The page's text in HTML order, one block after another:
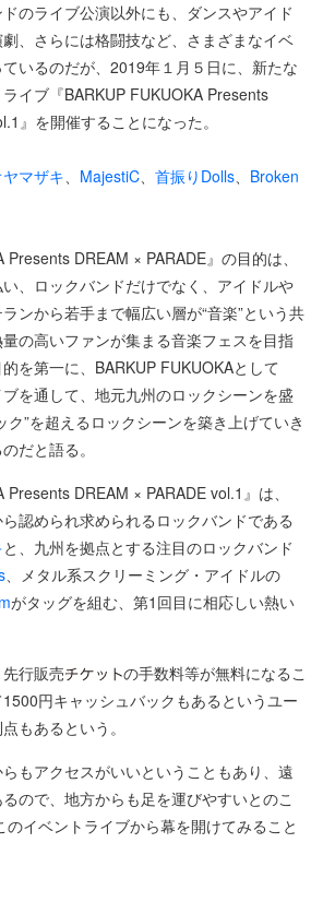
のライブ公演以外にも、ダンスやアイド
、さらには格闘技など、さまざまなイベ
いるのだが、2019年１月５日に、新たな
イブ『BARKUP FUKUOKA Presents
』を開催することになった。
ヤマザキ、 MajestiC、 首振りDolls、 Broken
Presents DREAM × PARADE』の目的は、
、ロックバンドだけでなく、アイドルや
ンから若手まで幅広い層が“音楽”という共
の高いファンが集まる音楽フェスを目指
を第一に、BARKUP FUKUOKAとして
を通して、地元九州のロックシーンを盛
ク”を超えるロックシーンを築き上げていき
だと語る。
Presents DREAM × PARADE vol.1』は、
認められ求められるロックバンドである
と、九州を拠点とする注目のロックバンド
、メタル系スクリーミング・アイドルの
がタッグを組む、第1回目に相応しい熱い
行販売
の手数料等が無料になるこ
円キャッシュバックもあるというユー
もあるという。
もアクセスがいいということもあり、遠
ので、地方からも足を運びやすいとのこ
のイベントライブから幕を開けてみること